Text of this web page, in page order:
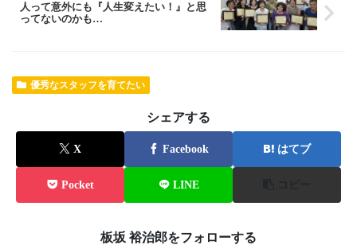
人って意外にも『人生変えたい！』と思
ってないのかも…
優秀なスタッフを育てたい
シェアする
X Facebook はてブ
Pocket LINE
板坂 裕治郎をフォローする